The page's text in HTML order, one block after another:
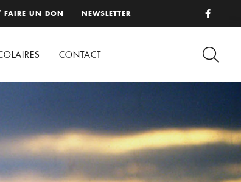
FAIRE UN DON NEWSLETTER
CONTACT